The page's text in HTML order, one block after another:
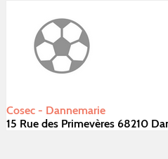
Cosec - Dannemarie
15 Rue des Primevères 68210